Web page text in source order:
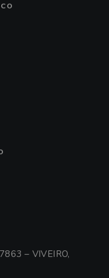
– VIVEIRO,